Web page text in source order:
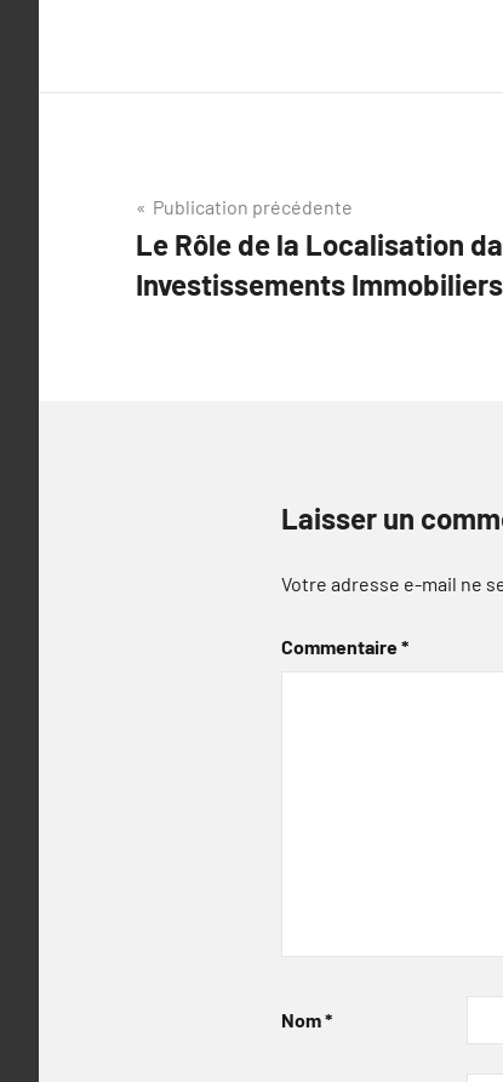
Navigation
de
l’article
Publication précédente
Le Rôle de la Localisation
Investissements
Laisser un
Votre adresse e-mail ne
Commentaire*
Nom*